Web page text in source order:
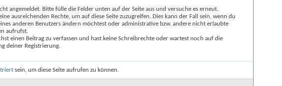
angemeldet. Bitte fülle die Felder unten auf der Seite aus und versuche es erneut.
ausreichenden Rechte, um auf diese Seite zuzugreifen. Dies kann der Fall sein, wenn du
anderen Benutzers ändern möchtest oder administrative bzw. andere nicht erlaubte
aufrufst.
einen Beitrag zu verfassen und hast keine Schreibrechte oder wartest noch auf die
deiner Registrierung.
sein, um diese Seite aufrufen zu können.